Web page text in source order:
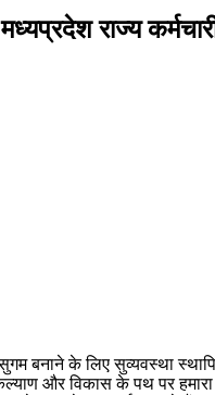
मध्यप्रदेश राज्य
बनाने के लिए सुव्यवस्था
और विकास के पथ पर